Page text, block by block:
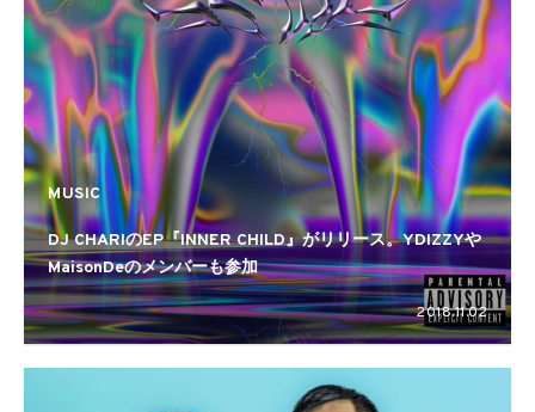
MUSIC
DJ CHARIのEP『INNER CHILD』がリリース。YDIZZYや
MaisonDeのメンバーも参加
2018.11.02